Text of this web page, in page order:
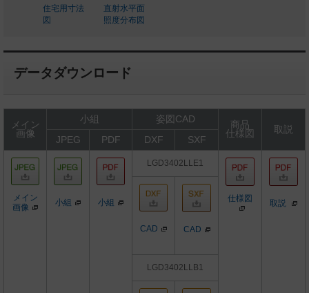
住宅用寸法
図
直射水平面
照度分布図
データダウンロード
メイン
画像
小組 姿図CAD
商品
仕様図
取説
JPEG
PDF DXF SXF
メイン
画像
小組 小組
LGD3402LLE1
仕様図 取説
CAD CAD
LGD3402LLB1